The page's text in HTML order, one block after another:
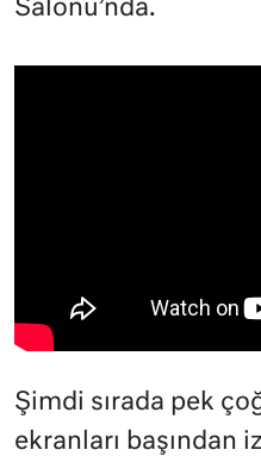
Salonu’nda.
Şimdi sırada pek
ekranları başından